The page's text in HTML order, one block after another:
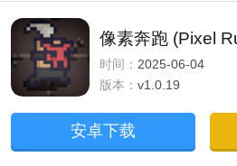
像素奔跑 (Pixel
时间： 2025-06-04
版本：v1.0.19
安卓下载